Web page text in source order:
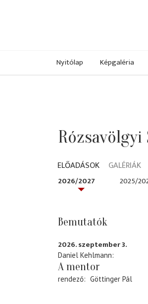
Nyitólap Képgaléria
Rózsavölgyi
ELŐADÁSOK GALÉRIÁK
2026/2027 2025/
Bemutatók
2026. szeptember 3.
Daniel Kehlmann
A mentor
rendező Göttinger Pál